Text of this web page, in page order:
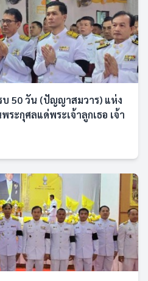
50 วัน (ปัญญาสมวาร) แห่ง
ะกุศลแด่พระเจ้าลูกเธอ เจ้า